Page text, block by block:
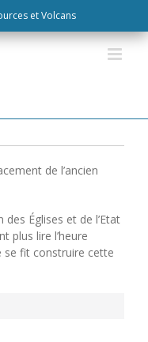
et Volcans
de l’ancien
Églises et de l’Etat
plus lire l’heure
se fit construire cette